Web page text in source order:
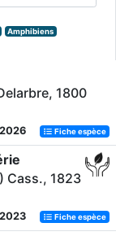
Amphibiens
1800
2026 Fiche espèce
Cass., 1823
2023 Fiche espèce